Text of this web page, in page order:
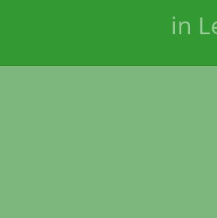
in